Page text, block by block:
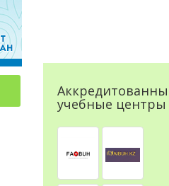
учебные центры